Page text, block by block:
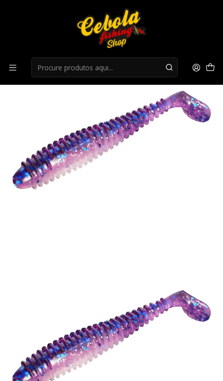
Flukes Mikado Speedo 9cm - 372